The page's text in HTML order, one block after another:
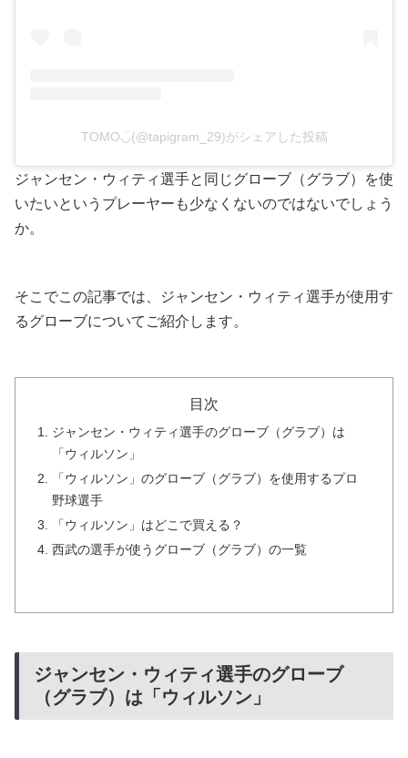
TOMO◡̈(@tapigram_29)がシェアした投稿
ジャンセン・ウィティ選手と同じグローブ（グラブ）を使
いたいというプレーヤーも少なくないのではないでしょう
か。
そこでこの記事では、ジャンセン・ウィティ選手が使用す
るグローブについてご紹介します。
目次
ジャンセン・ウィティ選手のグローブ（グラブ）は
「ウィルソン」
「ウィルソン」のグローブ（グラブ）を使用するプロ
野球選手
「ウィルソン」はどこで買える？
西武の選手が使うグローブ（グラブ）の一覧
ジャンセン・ウィティ選手のグローブ
（グラブ）は「ウィルソン」